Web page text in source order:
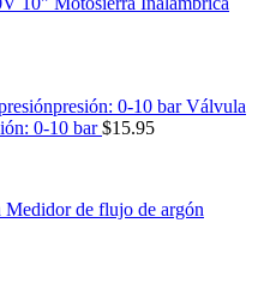
Válvula
0-10 bar $15.95
Medidor de flujo de argón